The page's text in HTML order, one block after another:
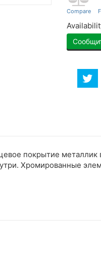
покрытие
Хромированные